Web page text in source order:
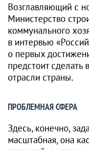
Возглавляющий с
Министерство
коммунального
в интервью
о первых
предстоит
отрасли страны.
ПРОБЛЕМНАЯ СФЕРА
Здесь, конечно,
масштабная, она